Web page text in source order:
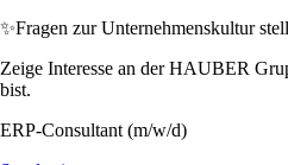
✨Fragen zur Unternehmenskultur
Zeige Interesse an der HAUBER
bist.
ERP-Consultant (m/w/d)